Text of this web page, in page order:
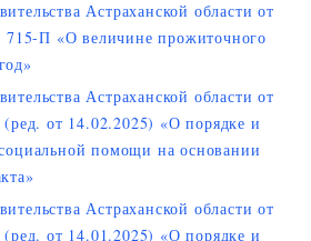
Астраханской области от
715-П «О величине прожиточного
Астраханской области от
от 14.02.2025) «О порядке и
помощи на основании
Астраханской области от
от 14.01.2025) «О порядке и